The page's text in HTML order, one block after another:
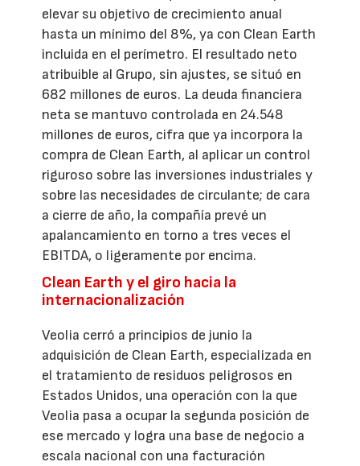
elevar su objetivo de crecimiento anual
hasta un mínimo del 8%, ya con Clean Earth
incluida en el perímetro. El resultado neto
atribuible al Grupo, sin ajustes, se situó en
682 millones de euros. La deuda financiera
neta se mantuvo controlada en 24.548
millones de euros, cifra que ya incorpora la
compra de Clean Earth, al aplicar un control
riguroso sobre las inversiones industriales y
sobre las necesidades de circulante; de cara
a cierre de año, la compañía prevé un
apalancamiento en torno a tres veces el
EBITDA, o ligeramente por encima.
Clean Earth y el giro hacia la
internacionalización
Veolia cerró a principios de junio la
adquisición de Clean Earth, especializada en
el tratamiento de residuos peligrosos en
Estados Unidos, una operación con la que
Veolia pasa a ocupar la segunda posición de
ese mercado y logra una base de negocio a
escala nacional con una facturación